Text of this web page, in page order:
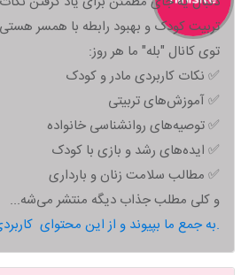
تربیت کودک و بهبود رابطه با همسر
توی کانال "بله" ما هر روز:
✅ نکات کاربردی مادر و کودک
✅ آموزش‌های تربیتی
✅ توصیه‌های روانشناسی خانواده
✅ ایده‌های رشد و بازی با کودک
✅ مطالب سلامت زنان و بارداری
و کلی مطلب جذاب دیگه منتشر می‌شه...
به جمع ما بپیوند و از این محتوای کاربردی استفاده کن.